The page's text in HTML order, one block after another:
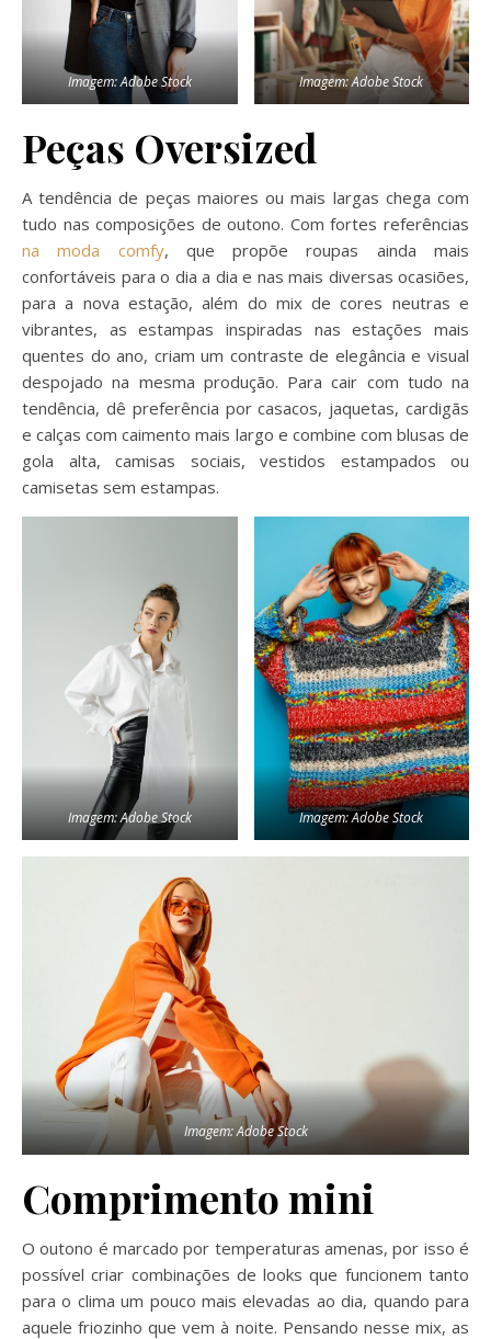
Imagem: Adobe Stock Imagem: Adobe Stock
Peças Oversized
A tendência de peças maiores ou mais largas chega com
tudo nas composições de outono. Com fortes referências
na moda comfy, que propõe roupas ainda mais
confortáveis para o dia a dia e nas mais diversas ocasiões,
para a nova estação, além do mix de cores neutras e
vibrantes, as estampas inspiradas nas estações mais
quentes do ano, criam um contraste de elegância e visual
despojado na mesma produção. Para cair com tudo na
tendência, dê preferência por casacos, jaquetas, cardigãs
e calças com caimento mais largo e combine com blusas de
gola alta, camisas sociais, vestidos estampados ou
camisetas sem estampas.
Imagem: Adobe Stock Imagem: Adobe Stock
Imagem: Adobe Stock
Comprimento mini
O outono é marcado por temperaturas amenas, por isso é
possível criar combinações de looks que funcionem tanto
para o clima um pouco mais elevadas ao dia, quando para
aquele friozinho que vem à noite. Pensando nesse mix, as